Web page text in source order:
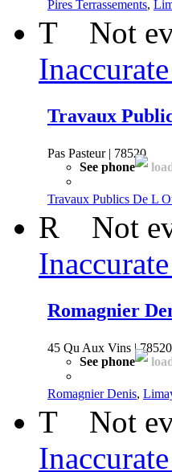
Pires Terrassements,
T Not
Travaux
Pas Pasteur | 78520
See phone
Travaux Publics De L
R Not
Romagnier
45 Qu Aux Vins | 78520
See phone
Romagnier Denis,
T Not